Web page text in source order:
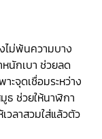
ม่พ้นความบาง
หนักเบา ช่วยลด
ะจุดเชื่อมระหว่าง
ธ ช่วยให้นาฬิกา
วลาสวมใส่แล้วตัว